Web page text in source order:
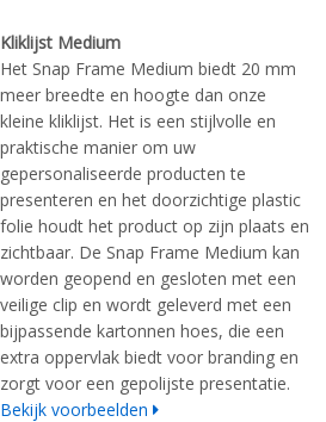
Kliklijst Medium
Het Snap Frame Medium biedt 20 mm
meer breedte en hoogte dan onze
kleine kliklijst. Het is een stijlvolle en
praktische manier om uw
gepersonaliseerde producten te
presenteren en het doorzichtige plastic
folie houdt het product op zijn plaats en
zichtbaar. De Snap Frame Medium kan
worden geopend en gesloten met een
veilige clip en wordt geleverd met een
bijpassende kartonnen hoes, die een
extra oppervlak biedt voor branding en
zorgt voor een gepolijste presentatie.
Bekijk voorbeelden